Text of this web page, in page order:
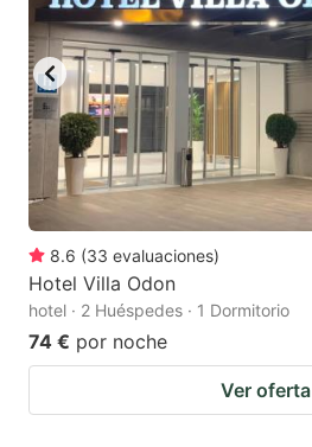
8.6 (33 evaluaciones)
Hotel Villa Odon
hotel · 2 Huéspedes · 1 Dormitorio
74 € por noche
Ver oferta